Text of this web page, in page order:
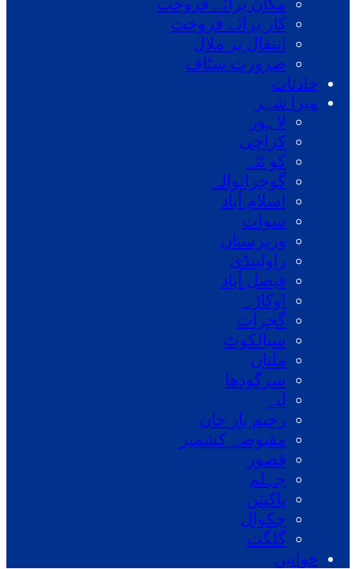
مکان برائے فروخت
کار برائے فروخت
انتقال پر ملال
ضرورت سٹاف
حادثات
میرا شہر
لاہور
کراچی
کو ئٹہ
گوجرانوالہ
اسلام آباد
سوات
وزیرستان
راولپنڈی
فیصل آباد
اوکاڑہ
گجرات
سیالکوٹ
ملتان
سرگودھا
لیہ
رحیم یار خان
مقبوضہ کشمیر
قصور
جہلم
پاکپتن
چکوال
گلگت
خواتین